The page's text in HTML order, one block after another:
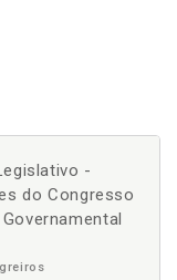
-
do Congresso